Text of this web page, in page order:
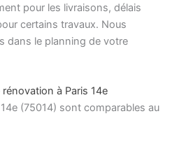
pour les livraisons, délais
certains travaux. Nous
dans le planning de votre
à Paris 14e
(75014) sont comparables au